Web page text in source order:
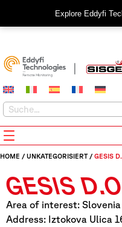
Explore Eddyfi
HOME / UNKATEGORISIERT / GESIS
GESIS
Area of interest: Slovenia
Address: Iztokova Ulica